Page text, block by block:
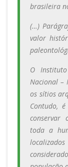
brasileira
(…)
valor
O
Nacional –
os sítios
Contudo,
conservar
toda a